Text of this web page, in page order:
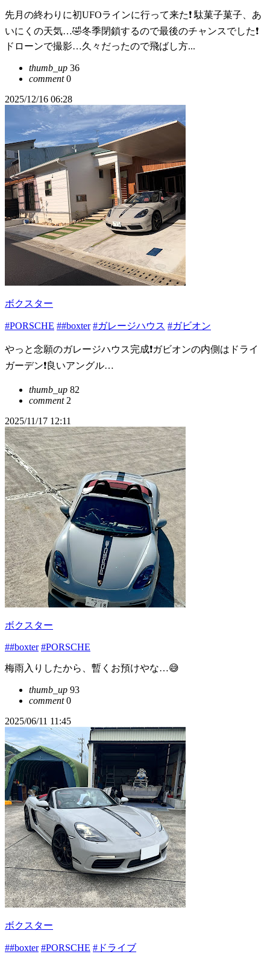
先月の終わりに初UFOラインに行って来た❗️ 駄菓子菓子、あ
いにくの天気…🤣冬季閉鎖するので最後のチャンスでした❗️
ドローンで撮影…久々だったので飛ばし方...
thumb_up 36
comment0
2025/12/16 06:28
ボクスター
#PORSCHE ##boxter #ガレージハウス #ガビオン
やっと念願のガレージハウス完成❗️ガビオンの内側はドライ
ガーデン❗️良いアングル…
thumb_up 82
comment2
2025/11/17 12:11
ボクスター
##boxter #PORSCHE
梅雨入りしたから、暫くお預けやな…😅
thumb_up 93
comment0
2025/06/11 11:45
ボクスター
##boxter #PORSCHE #ドライブ